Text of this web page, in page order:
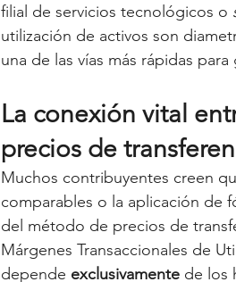
filial de servicios tecnológicos o
utilización de activos son
una de las vías más rápidas
La conexión vital
precios de
Muchos contribuyentes creen
comparables o la aplicación de
del método de precios de
Márgenes Transaccionales de
depende exclusivamente de los